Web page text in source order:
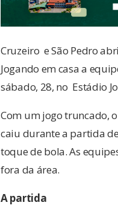
Cruzeiro e São Pedro
Jogando em casa a
sábado, 28, no Estádio
Com um jogo truncado,
caiu durante a partida
toque de bola. As
fora da área.
A partida